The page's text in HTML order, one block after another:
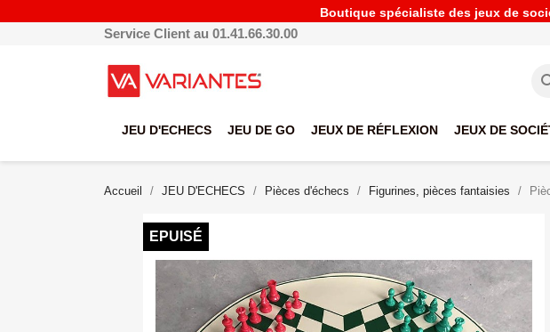
Boutique spécialiste des jeux de
Service Client au 01.41.66.30.00
JEU D'ECHECS JEU DE GO JEUX DE RÉFLEXION JEUX DE
Accueil JEU D'ECHECS Pièces d'échecs Figurines, pièces fantaisies
EPUISÉ